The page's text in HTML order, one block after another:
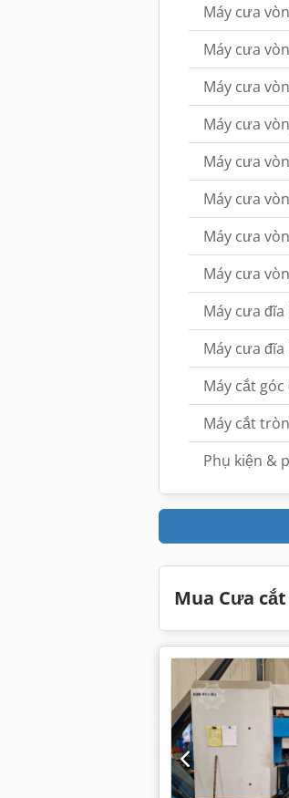
Máy cưa
Máy cưa
Máy cưa
Máy cưa
Máy cưa
Máy cưa
Máy cưa
Máy cưa
Máy cưa
Máy cưa
Máy cắt góc
Máy cắt
Phụ kiện &
Mua Cưa